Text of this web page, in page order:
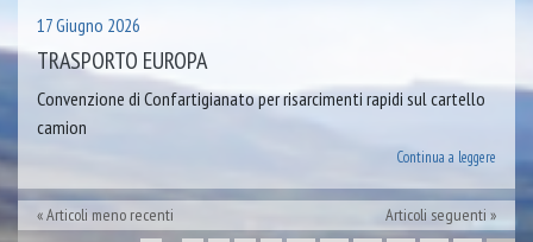
17 Giugno 2026
TRASPORTO EUROPA
Convenzione di Confartigianato per risarcimenti rapidi sul cartello
camion
Continua a leggere
Articoli meno recenti Articoli seguenti